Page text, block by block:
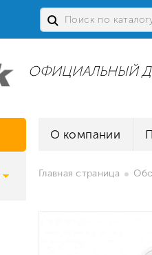
ОФИЦИАЛЬНЫЙ
О компании
Главная страница